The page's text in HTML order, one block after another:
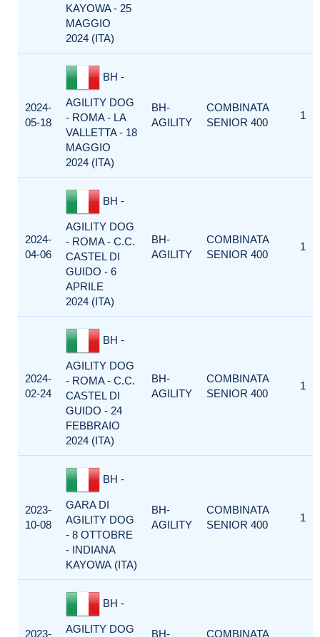
KAYOWA - 25
MAGGIO
2024 (ITA)
2024-
05-18
BH -
AGILITY DOG
- ROMA - LA
VALLETTA - 18
MAGGIO
2024 (ITA)
BH-
AGILITY
COMBINATA
SENIOR 400
1
2024-
04-06
BH -
AGILITY DOG
- ROMA - C.C.
CASTEL DI
GUIDO - 6
APRILE
2024 (ITA)
BH-
AGILITY
COMBINATA
SENIOR 400
1
2024-
02-24
BH -
AGILITY DOG
- ROMA - C.C.
CASTEL DI
GUIDO - 24
FEBBRAIO
2024 (ITA)
BH-
AGILITY
COMBINATA
SENIOR 400
1
2023-
10-08
BH -
GARA DI
AGILITY DOG
- 8 OTTOBRE
- INDIANA
KAYOWA (ITA)
BH-
AGILITY
COMBINATA
SENIOR 400
1
2023-
BH -
AGILITY DOG BH- COMBINATA